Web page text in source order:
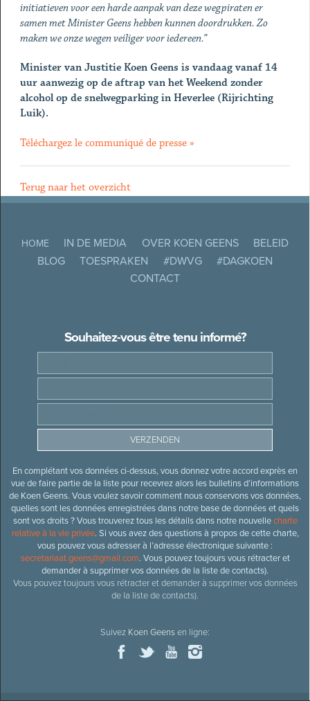
initiatieven voor een harde aanpak van deze wegpiraten er
samen met Minister Geens hebben kunnen doordrukken. Zo
maken we onze wegen veiliger voor iedereen.”
Minister van Justitie Koen Geens is vandaag vanaf 14
uur aanwezig op de aftrap van het Weekend zonder
alcohol op de snelwegparking in Heverlee (Rijrichting
Luik).
Téléchargez le communiqué de presse »
Terug naar het overzicht
HOME IN DE MEDIA OVER KOEN GEENS
BELEID
BLOG
TOESPRAKEN #DWVG
#DAGKOEN
CONTACT
Souhaitez-vous être tenu informé?
En complétant vos données ci-dessus, vous donnez votre accord exprès en
vue de faire partie de la liste pour recevrez alors les bulletins d’informations
de Koen Geens. Vous voulez savoir comment nous conservons vos données,
quelles sont les données enregistrées dans notre base de données et quels
sont vos droits ? Vous trouverez tous les détails dans notre nouvellecharte
relative à la vie privée. Si vous avez des questions à propos de cette charte,
vous pouvez vous adresser à l’adresse électronique suivante :
secretariaat.geens@gmail.com. Vous pouvez toujours vous rétracter et
demander à supprimer vos données de la liste de contacts).
Vous pouvez toujours vous rétracter et demander à supprimer vos données
de la liste de contacts).
Suivez Koen Geensen ligne: